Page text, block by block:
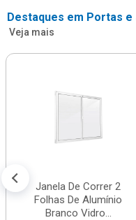
Destaques em Portas e
Veja mais
Janela De Correr 2
Folhas De Alumínio
Branco Vidro...